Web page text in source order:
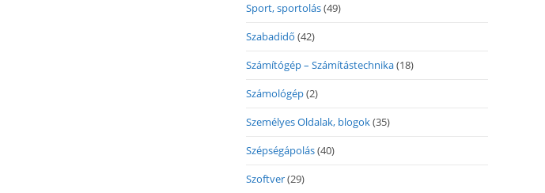
Sport, sportolás(49)
Szabadidő (42)
Számítógép – Számítástechnika(18)
Számológép(2)
Személyes Oldalak, blogok(35)
Szépségápolás(40)
Szoftver(29)